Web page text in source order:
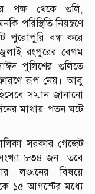
পক্ষ থেকে গুলি,
নিয়ন্ত্রণে
পুরোপুরি বন্ধ করে
রংপুরের বেগম
পুলিশের গুলিতে
রূপ নেয়। আবু
সম্মান জানানো
মাথায় পতন ঘটে
সরকার গেজেট
৮৩৪ জন। তবে
লঙ্ঘনের বিষয়ে
১৫ আগস্টের মধ্যে